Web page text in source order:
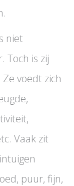
niet
Toch is zij
voedt zich
Vaak zit
puur, fijn,